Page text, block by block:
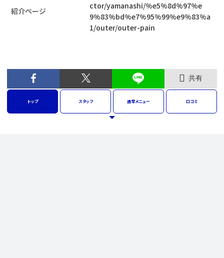
紹介ページ
ctor/yamanashi/%e5%8d%97%e
9%83%bd%e7%95%99%e9%83%a
1/outer/outer-pain
共有
トップ スタッフ 通常メニュー 口コミ